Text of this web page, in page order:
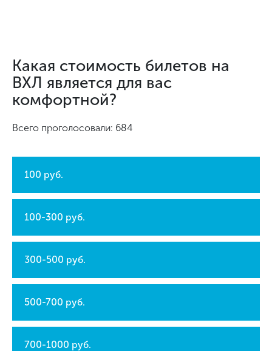
Какая стоимость билетов на
ВХЛ является для вас
комфортной?
Всего проголосовали: 684
100 руб.
100-300 руб.
300-500 руб.
500-700 руб.
700-1000 руб.